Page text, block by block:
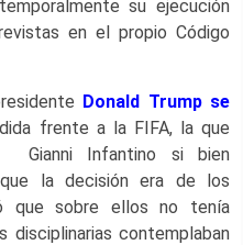
su ejecución
en el propio Código
Donald Trump se
frente a la FIFA, la que
Gianni Infantino si bien
la decisión era de los
que sobre ellos no tenía
disciplinarias contemplaban